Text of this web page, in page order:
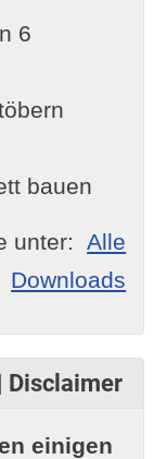
6
bauen
unter:Alle
Downloads
Disclaimer
einigen